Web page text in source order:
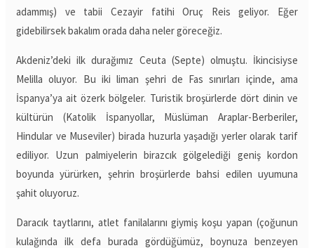
adammış) ve tabii Cezayir fatihi Oruç Reis geliyor. Eğer
gidebilirsek bakalım orada daha neler göreceğiz.
Akdeniz’deki ilk durağımız Ceuta (Septe) olmuştu. İkincisiyse
Melilla oluyor. Bu iki liman şehri de Fas sınırları içinde, ama
İspanya’ya ait özerk bölgeler. Turistik broşürlerde dört dinin ve
kültürün (Katolik İspanyollar, Müslüman Araplar-Berberiler,
Hindular ve Museviler) birada huzurla yaşadığı yerler olarak tarif
ediliyor. Uzun palmiyelerin birazcık gölgelediği geniş kordon
boyunda yürürken, şehrin broşürlerde bahsi edilen uyumuna
şahit oluyoruz.
Daracık taytlarını, atlet fanilalarını giymiş koşu yapan (çoğunun
kulağında ilk defa burada gördüğümüz, boynuza benzeyen